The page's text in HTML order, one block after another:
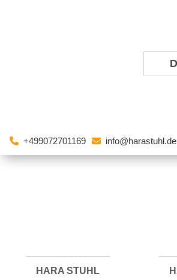
+499072701169 info@harastuhl.de
HARA STUHL